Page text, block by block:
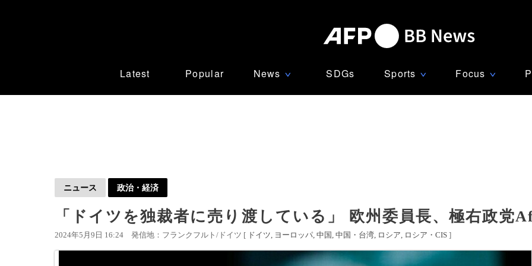
Latest Popular News ∨ SDGs Sports ∨ Focus ∨
ニュース 政治・経済
「ドイツを独裁者に売り渡している」 欧州委員長、極右政党
2024年5月9日 16:24 発信地：フランクフルト/ドイツ [ ドイツ ヨーロッパ 中国 中国・台湾 ロシア ロシア・CIS ]